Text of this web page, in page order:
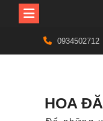
content
0934502712
HOA